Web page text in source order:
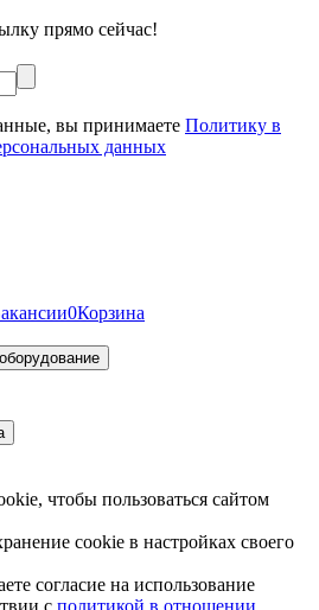
прямо сейчас!
вы принимаете Политику в
данных
0Корзина
чтобы пользоваться сайтом
cookie в настройках своего
согласие на использование
с политикой в отношении